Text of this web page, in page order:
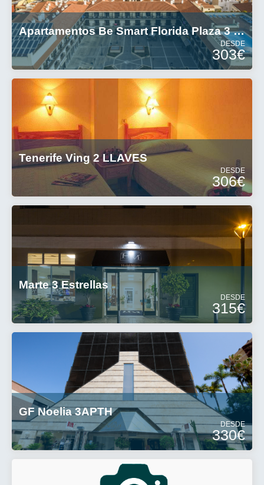
Apartamentos Be Smart Florida Plaza 3 Estrellas
DESDE
303€
Tenerife Ving 2 LLAVES
DESDE
306€
Marte 3 Estrellas
DESDE
315€
GF Noelia 3APTH
DESDE
330€